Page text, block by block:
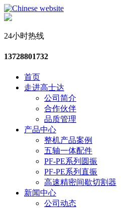
24小时热线
13728801732
首页
走进高士达
公司简介
合作伙伴
品质管理
产品中心
整机产品案例
五轴一体配件
PF-PE系列圆振
PF-PE系列直振
高速精密间歇切割器
新闻中心
公司动态